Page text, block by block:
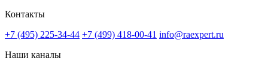
Контакты
+7 (495) 225-34-44 +7 (499) 418-00-41 info@raexpert.ru
Наши каналы